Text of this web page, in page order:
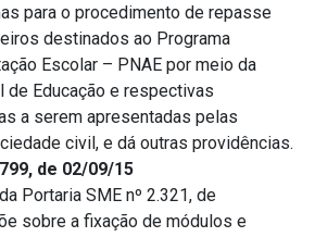
para o procedimento de repasse
destinados ao Programa
Escolar – PNAE por meio da
de Educação e respectivas
a serem apresentadas pelas
civil, e dá outras providências.
de 02/09/15
Portaria SME nº 2.321, de
sobre a fixação de módulos e